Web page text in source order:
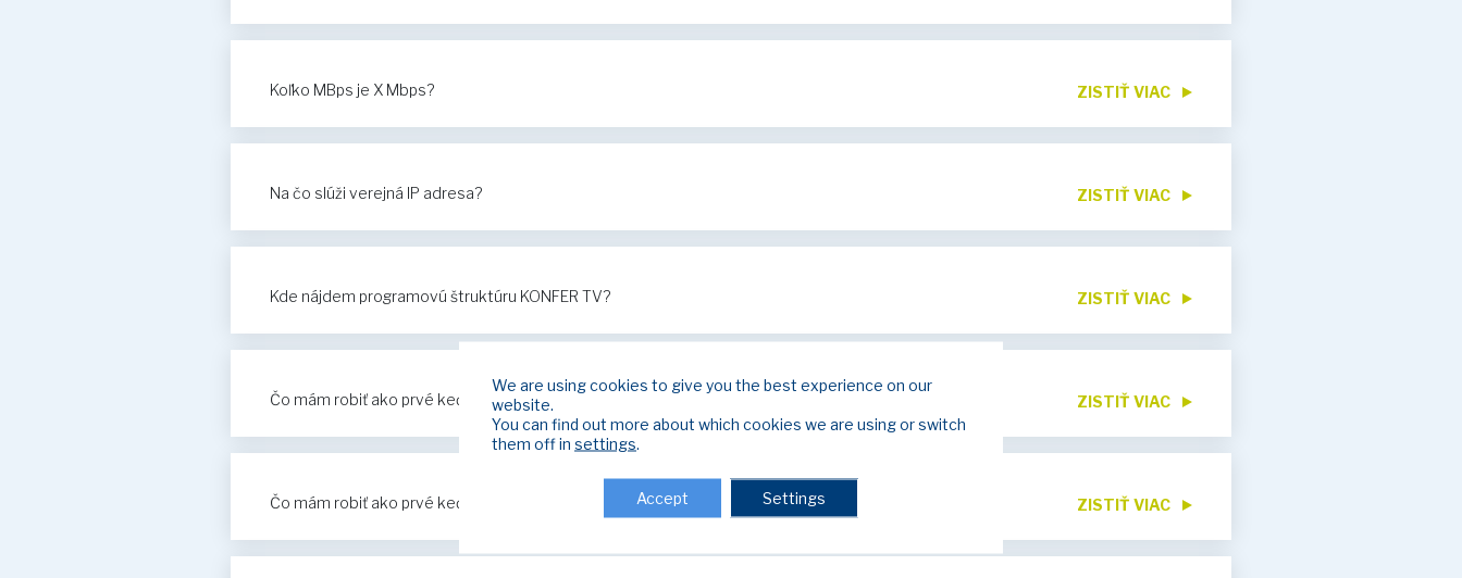
Koľko MBps je X Mbps? ZISTIŤ VIAC
Na čo slúži verejná IP adresa? ZISTIŤ VIAC
Kde nájdem programovú štruktúru KONFER TV? ZISTIŤ VIAC
Čo mám robiť ako prvé keď mi nefunguje internet? ZISTIŤ VIAC
Čo mám robiť ako prvé keď mi nefunguje televízia? ZISTIŤ VIAC
We are using cookies to give you the best experience on our
website.
You can find out more about which cookies we are using or switch
them off in settings
Accept Settings